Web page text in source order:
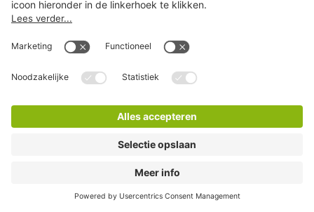
Q-Park Tolbrug
2 Minuten lopen